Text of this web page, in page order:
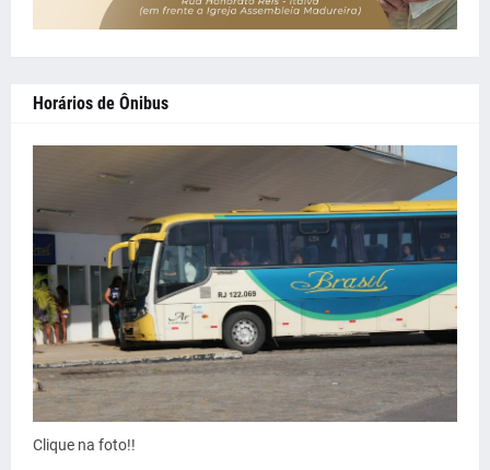
Horários de Ônibus
Clique na foto!!